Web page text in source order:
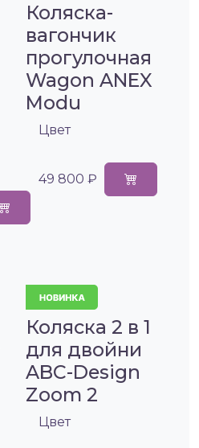
Коляска-
вагончик
прогулочная
Wagon ANEX
Modu
Цвет
49 800 ₽
Коляска 2 в 1
для двойни
ABC-Design
Zoom 2
Цвет